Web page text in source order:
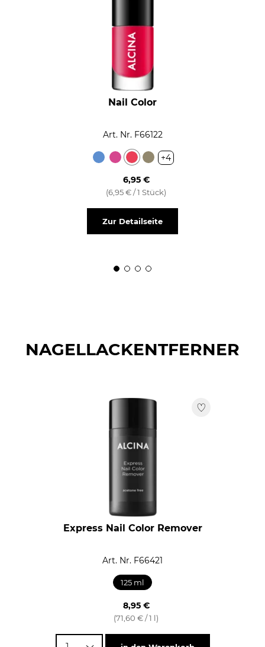
Nail Color
Art. Nr. F66122
+4
6,95 €
(6,95 € / 1 Stück)
Zur Detailseite
NAGELLACKENTFERNER
Express Nail Color Remover
Art. Nr. F66421
125 ml
8,95 €
(71,60 € / 1 l)